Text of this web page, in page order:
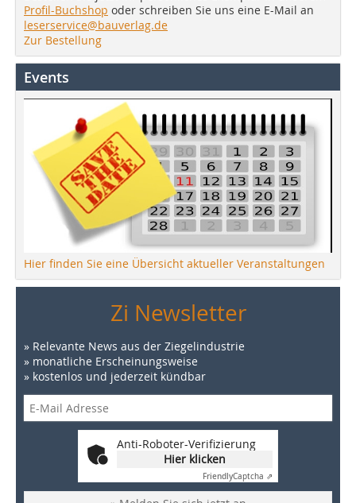
Profil-Buchshop oder schreiben Sie uns eine E-Mail an
leserservice@bauverlag.de
Zur Bestellung
Events
Hier finden Sie eine Übersicht aktueller Veranstaltungen
Zi Newsletter
» Relevante News aus der Ziegelindustrie
» monatliche Erscheinungsweise
» kostenlos und jederzeit kündbar
Anti-Roboter-Verifizierung
Hier klicken
FriendlyCaptcha ⇗